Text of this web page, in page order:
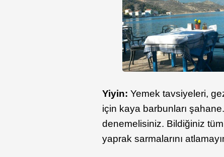
Yiyin:Yemek tavsiyeleri,
için kaya barbunları
denemelisiniz. Bildiğiniz
yaprak sarmalarını